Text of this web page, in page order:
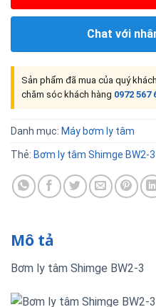
Chat với
Sản phẩm đã mua của quý
chăm sóc khách hàng 0972 567
Danh mục: Máy bơm ly tâm
Thẻ: Bơm ly tâm Shimge BW2-3
Mô tả
Bơm ly tâm Shimge BW2-3